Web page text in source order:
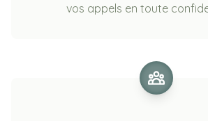
vos appels en toute